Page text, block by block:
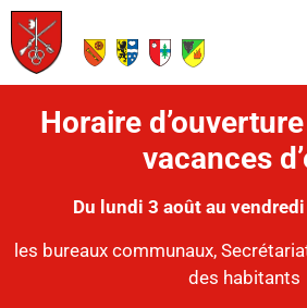
Horaire
vacances
Du lundi 3 août au
les bureaux communaux,
des habitants